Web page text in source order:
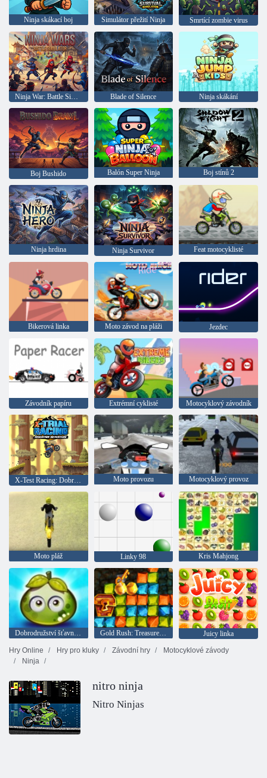
Ninja skákací boj Simulátor přežití Ninja Smrtící zombie virus
Ninja War: Battle Simulator Blade of Silence Ninja skákání
Boj Bushido Balón Super Ninja Boj stínů 2
Ninja hrdina Ninja Survivor Feat motocyklisté
Bikerová linka Moto závod na pláži Jezdec
Závodník papíru Extrémní cyklisté Motocyklový závodník
Moto provozu Motocyklový provoz
Moto pláž Linky 98 Kris Mahjong
Dobrodružství šťavnatých bobulí Gold Rush: Treasure Hunter
Juicy linka
Hry Online
Hry pro kluky Závodní hry
Motocyklové závody
Ninja
nitro ninja
Nitro Ninjas